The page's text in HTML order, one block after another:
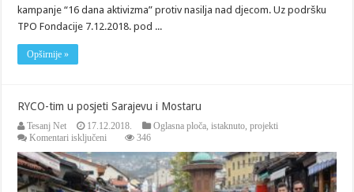
kampanje “16 dana aktivizma” protiv nasilja nad djecom. Uz podršku
TPO Fondacije 7.12.2018. pod ...
Opširnije »
RYCO-tim u posjeti Sarajevu i Mostaru
Tesanj Net 17.12.2018. Oglasna ploča ,istaknuto ,projekti
Komentari isključeni
tim
u
posjeti
346